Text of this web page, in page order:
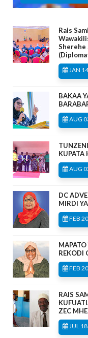
Rais
Sherehe
JAN
BAKAA
AUG
KUPATA
AUG
DC
MIRDI
FEB
REKODI
FEB
RAIS
ZEC
JUL